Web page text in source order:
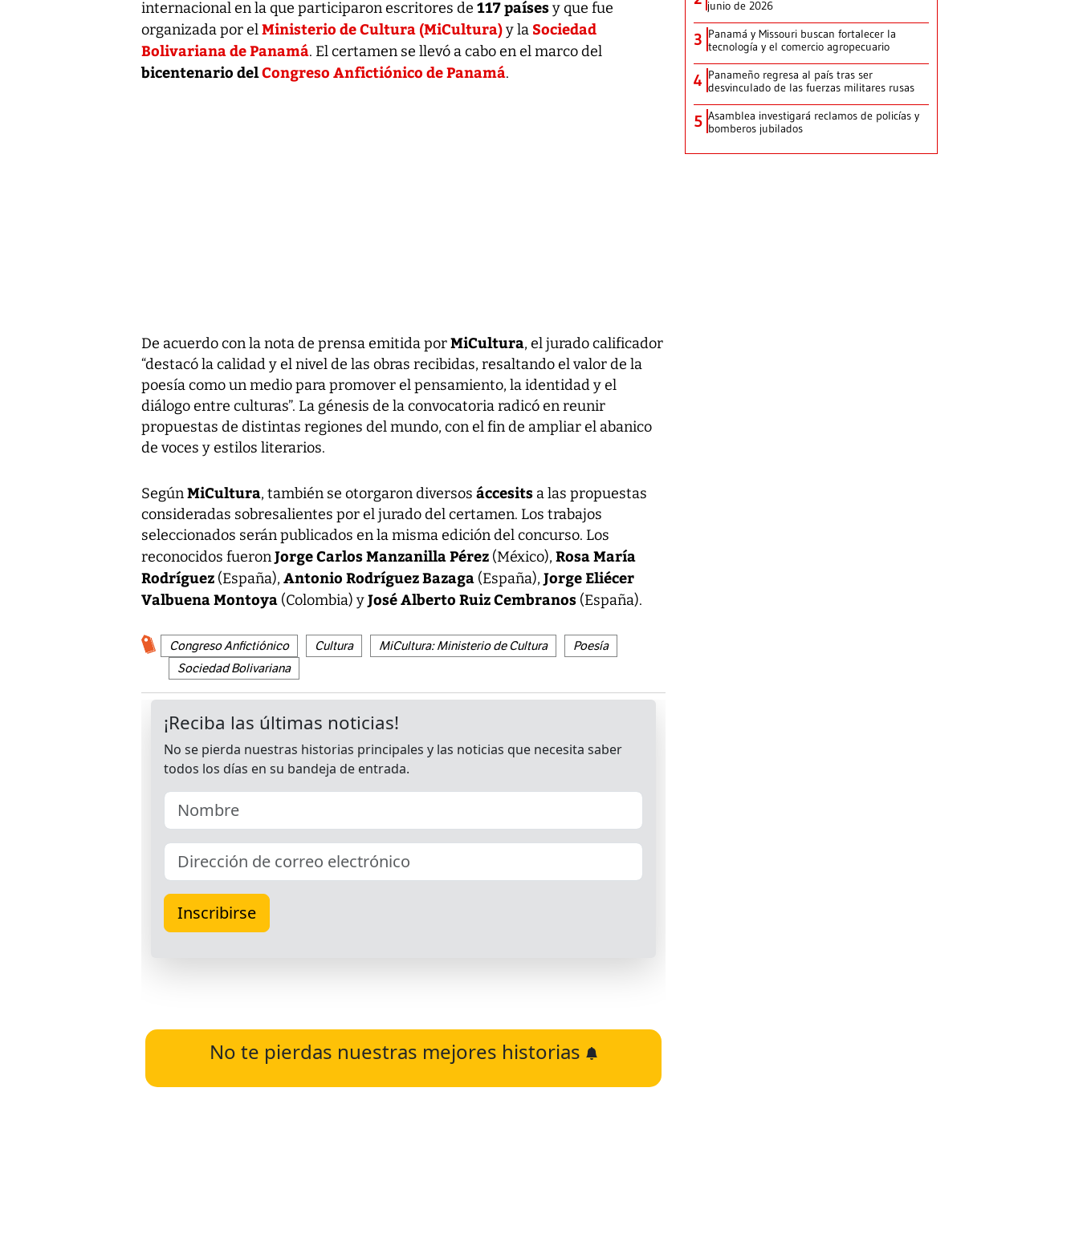
internacional en la que participaron escritores de 117 paísesy que fue
organizada por elMinisterio de Cultura (MiCultura)y la Sociedad
Bolivariana de Panamá. El certamen se llevó a cabo en el marco del
bicentenario delCongreso Anfictiónico de Panamá.
De acuerdo con la nota de prensa emitida porMiCultura, el jurado calificador
“destacó la calidad y el nivel de las obras recibidas, resaltando el valor de la
poesía como un medio para promover el pensamiento, la identidad y el
diálogo entre culturas”. La génesis de la convocatoria radicó en reunir
propuestas de distintas regiones del mundo, con el fin de ampliar el abanico
de voces y estilos literarios.
SegúnMiCultura, también se otorgaron diversos áccesits a las propuestas
consideradas sobresalientes por el jurado del certamen. Los trabajos
seleccionados serán publicados en la misma edición del concurso. Los
reconocidos fueronJorge Carlos Manzanilla Pérez (México), Rosa María
Rodríguez (España), Antonio Rodríguez Bazaga (España), Jorge Eliécer
Valbuena Montoya (Colombia) yJosé Alberto Ruiz Cembranos (España).
Congreso Anfictiónico Cultura MiCultura: Ministerio de Cultura
Poesía
Sociedad Bolivariana
No te pierdas nuestras mejores historias
junio de 2026
3 Panamá y Missouri buscan fortalecer la
tecnología y el comercio agropecuario
4 Panameño regresa al país tras ser
desvinculado de las fuerzas militares rusas
5 Asamblea investigará reclamos de policías y
bomberos jubilados